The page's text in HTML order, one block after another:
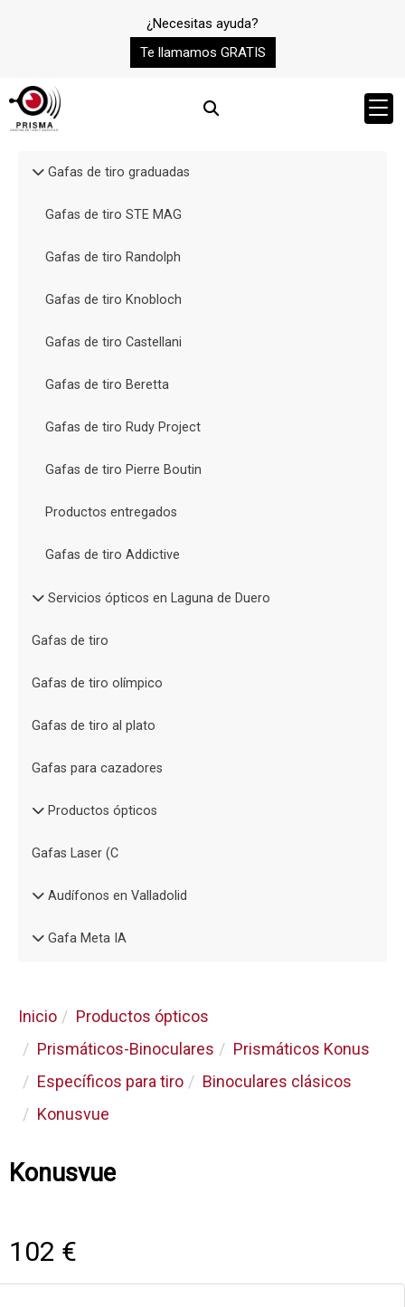
¿Necesitas ayuda?
Te llamamos GRATIS
Gafas de tiro graduadas
Gafas de tiro STE MAG
Gafas de tiro Randolph
Gafas de tiro Knobloch
Gafas de tiro Castellani
Gafas de tiro Beretta
Gafas de tiro Rudy Project
Gafas de tiro Pierre Boutin
Productos entregados
Gafas de tiro Addictive
Servicios ópticos en Laguna de Duero
Gafas de tiro
Gafas de tiro olímpico
Gafas de tiro al plato
Gafas para cazadores
Productos ópticos
Gafas Laser (C
Audífonos en Valladolid
Gafa Meta IA
Inicio
Productos ópticos
Prismáticos-Binoculares
Prismáticos Konus
Específicos para tiro
Binoculares clásicos
Konusvue
Konusvue
102 €